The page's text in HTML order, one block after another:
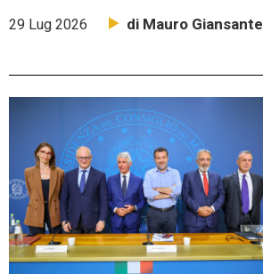
29 Lug 2026 di Mauro Giansante